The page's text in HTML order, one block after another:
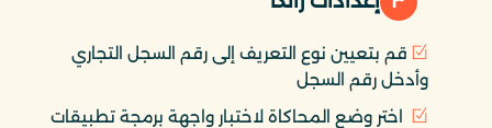
قم بتعيين نوع التعريف إلى رقم السجل التجاري
وأدخل رقم السجل
اختر وضع المحاكاة لاختبار واجهة برمجة تطبيقات